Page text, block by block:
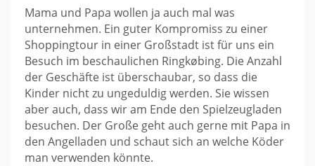
Mama und Papa wollen ja auch mal was
unternehmen. Ein guter Kompromiss zu einer
Shoppingtour in einer Großstadt ist für uns ein
Besuch im beschaulichen Ringkøbing. Die Anzahl
der Geschäfte ist überschaubar, so dass die
Kinder nicht zu ungeduldig werden. Sie wissen
aber auch, dass wir am Ende den Spielzeugladen
besuchen. Der Große geht auch gerne mit Papa in
den Angelladen und schaut sich an welche Köder
man verwenden könnte.